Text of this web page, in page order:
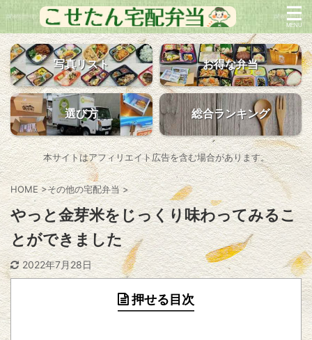
写真リスト お得な弁当
選び方 総合ランキング
本サイトはアフィリエイト広告を含む場合があります。
HOME >その他の宅配弁当 >
やっと金芽米をじっくり味わってみるこ
とができました
2022年7月28日
押せる目次